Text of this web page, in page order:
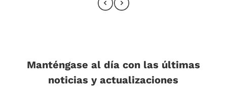
Manténgase al día con las últimas
noticias y actualizaciones